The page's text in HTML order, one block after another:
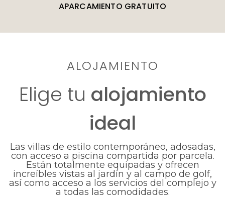
APARCAMIENTO GRATUITO
ALOJAMIENTO
Elige tu alojamiento
ideal
Las villas de estilo contemporáneo, adosadas,
con acceso a piscina compartida por parcela.
Están totalmente equipadas y ofrecen
increíbles vistas al jardín y al campo de golf,
así como acceso a los servicios del complejo y
a todas las comodidades.